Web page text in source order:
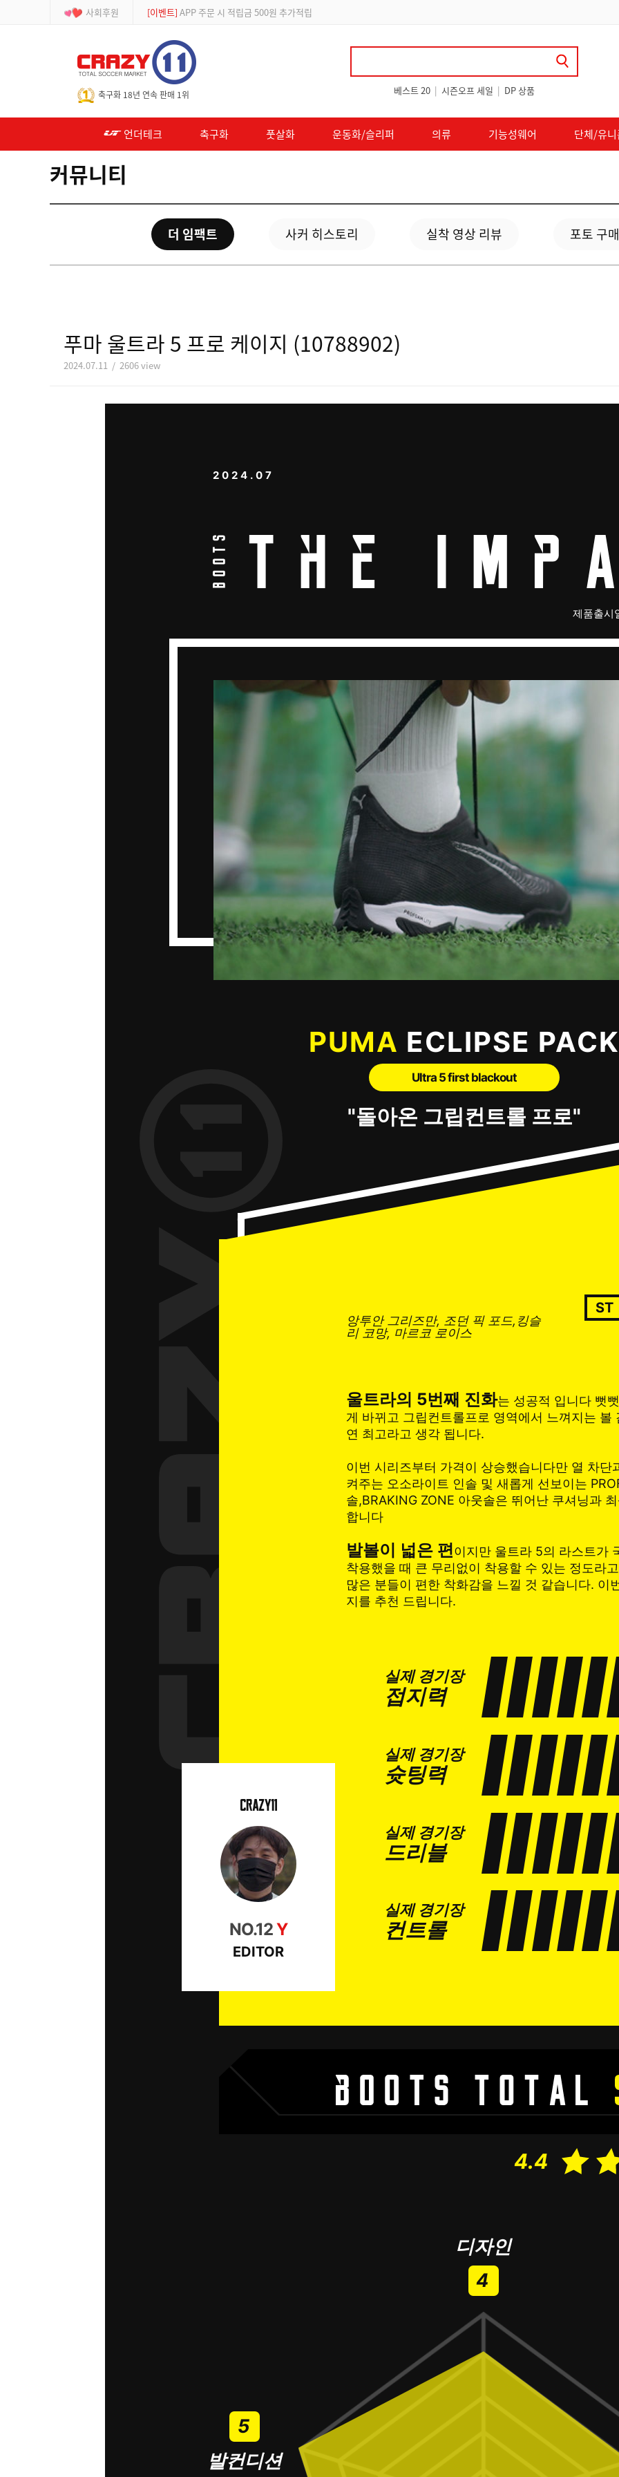
사회후원 [이벤트] APP 주문 시 적립금 500원 추가적립
축구화 18년 연속 판매 1위 베스트 20 | 시즌오프 세일 | DP 상품
언더테크 축구화 풋살화 운동화/슬리퍼 의류 기능성웨어 단체/유
커뮤니티
더 임팩트 사커 히스토리 실착 영상 리뷰 포토 구
푸마 울트라 5 프로 케이지 (10788902)
2024.07.11 / 2606 view
2024.07
제품출시
PUMA ECLIPSE PACK
Ultra 5 first blackout
"돌아온 그립컨트롤 프로"
앙투안 그리즈만, 조던 픽 포드,킹슬
리 코망, 마르코 로이스
ST
울트라의 5번째 진화는 성공적 입니다 뻣
게 바뀌고 그립컨트롤프로 영역에서 느껴지는 볼
연 최고라고 생각 됩니다.
이번 시리즈부터 가격이 상승했습니다만 열 차단
켜주는 오소라이트 인솔 및 새롭게 선보이는
솔,BRAKING ZONE 아웃솔은 뛰어난 쿠셔닝과
합니다
발볼이 넓은 편이지만 울트라 5의 라스트가
착용했을 때 큰 무리없이 착용할 수 있는 정도라
많은 분들이 편한 착화감을 느낄 것 같습니다. 이
지를 추천 드립니다.
실제 경기장
접지력
실제 경기장
슛팅력
실제 경기장
드리블
실제 경기장
컨트롤
NO.12Y
EDITOR
4.4
디자인
4
5
발컨디션